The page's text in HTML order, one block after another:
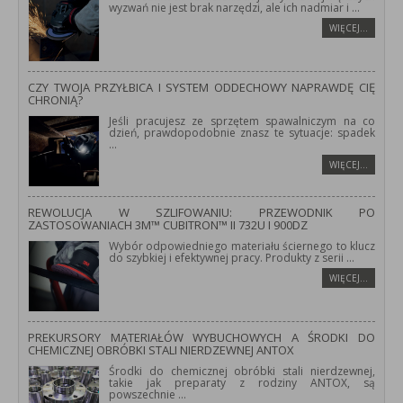
wyzwań nie jest brak narzędzi, ale ich nadmiar i ...
WIĘCEJ…
CZY TWOJA PRZYŁBICA I SYSTEM ODDECHOWY NAPRAWDĘ CIĘ
CHRONIĄ?
Jeśli pracujesz ze sprzętem spawalniczym na co
dzień, prawdopodobnie znasz te sytuacje: spadek
...
WIĘCEJ…
REWOLUCJA W SZLIFOWANIU: PRZEWODNIK PO
ZASTOSOWANIACH 3M™ CUBITRON™ II 732U I 900DZ
Wybór odpowiedniego materiału ściernego to klucz
do szybkiej i efektywnej pracy. Produkty z serii ...
WIĘCEJ…
PREKURSORY MATERIAŁÓW WYBUCHOWYCH A ŚRODKI DO
CHEMICZNEJ OBRÓBKI STALI NIERDZEWNEJ ANTOX
Środki do chemicznej obróbki stali nierdzewnej,
takie jak preparaty z rodziny ANTOX, są
powszechnie...